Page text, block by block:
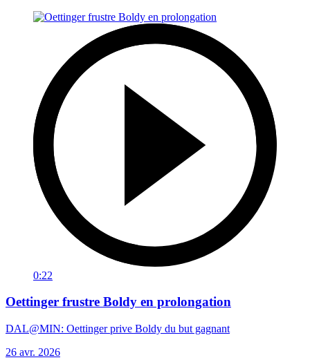
0:22
Oettinger frustre Boldy en prolongation
DAL@MIN: Oettinger prive Boldy du but gagnant
26 avr. 2026